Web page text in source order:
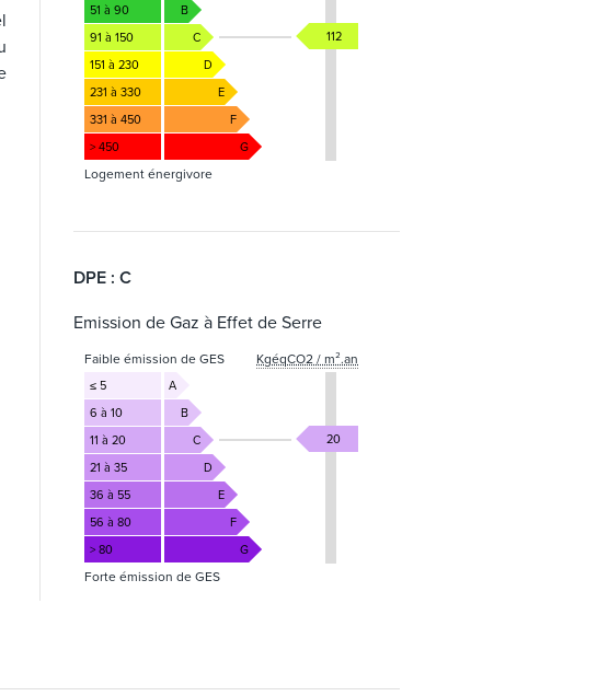
51 à 90
B
91 à 150
C
151 à 230
D
231 à 330
E
331 à 450
F
> 450
G
112
Logement énergivore
DPE : C
Emission de Gaz à Effet de Serre
Faible émission de GES KgéqCO2 / m².an
≤ 5
A
6 à 10
B
11 à 20
C
21 à 35
D
36 à 55
E
56 à 80
F
> 80
G
20
Forte émission de GES